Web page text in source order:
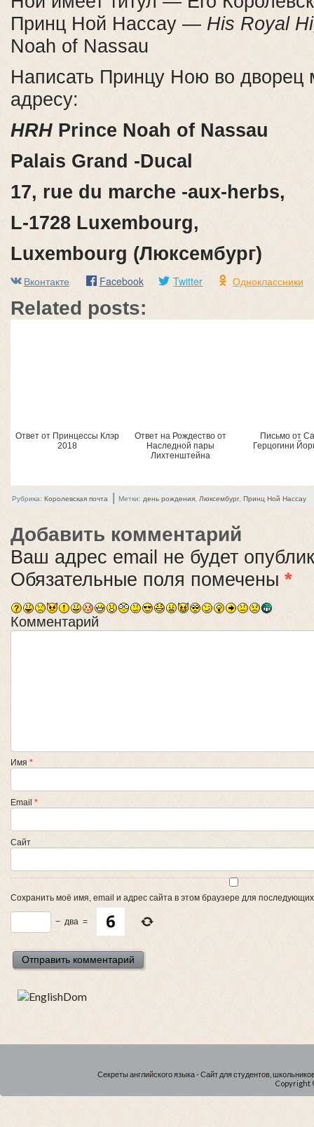
Принц Ной Нассау — His Royal
Noah of Nassau
Написать Принцу Ною во дворец
адресу:
HRH Prince Noah of Nassau
Palais Grand -Ducal
17, rue du marche -aux-herbs,
L-1728 Luxembourg,
Luxembourg (Люксембург)
Вконтакте Facebook Twitter Одноклассники
Related posts:
Ответ от Принцессы Клэр
2018
Ответ на Рождество от
Наследной пары
Лихтенштейна
Письмо от
Герцогини
Рубрика: Королевская почта | Метки: день рождения Люксембург, Принц Ной Нассау
Добавить комментарий
Ваш адрес email не будет
Обязательные поля помечены *
Комментарий
Имя *
Email *
Сайт
Сохранить моё имя, email и адрес сайта в этом браузере для
− два =
Секреты английского языка - Сайт для студентов,
Copyright